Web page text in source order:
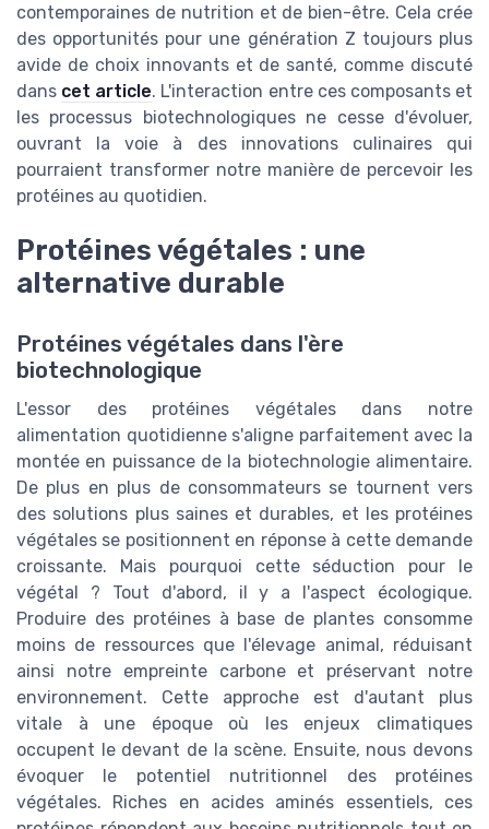
contemporaines de nutrition et de bien-être. Cela crée
des opportunités pour une génération Z toujours plus
avide de choix innovants et de santé, comme discuté
dans cet article. L'interaction entre ces composants et
les processus biotechnologiques ne cesse d'évoluer,
ouvrant la voie à des innovations culinaires qui
pourraient transformer notre manière de percevoir les
protéines au quotidien.
Protéines végétales : une
alternative durable
Protéines végétales dans l'ère
biotechnologique
L'essor des protéines végétales dans notre
alimentation quotidienne s'aligne parfaitement avec la
montée en puissance de la biotechnologie alimentaire.
De plus en plus de consommateurs se tournent vers
des solutions plus saines et durables, et les protéines
végétales se positionnent en réponse à cette demande
croissante. Mais pourquoi cette séduction pour le
végétal ? Tout d'abord, il y a l'aspect écologique.
Produire des protéines à base de plantes consomme
moins de ressources que l'élevage animal, réduisant
ainsi notre empreinte carbone et préservant notre
environnement. Cette approche est d'autant plus
vitale à une époque où les enjeux climatiques
occupent le devant de la scène. Ensuite, nous devons
évoquer le potentiel nutritionnel des protéines
végétales. Riches en acides aminés essentiels, ces